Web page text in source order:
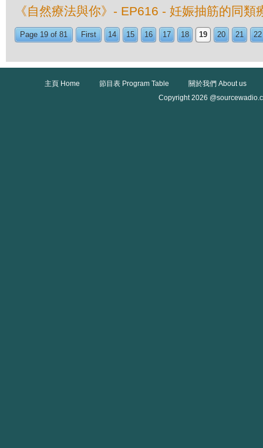
《自然療法與你》- EP616 - 妊娠抽筋的同類
Page 19 of 81 First 14 15 16 17 18 19 20 21 22
主頁 Home 節目表 Program Table
關於我們 About us
Copyright 2026